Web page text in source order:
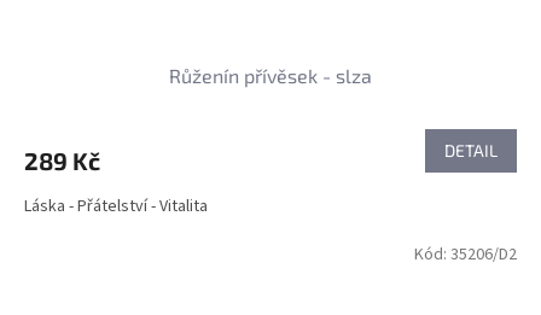
Růženín přívěsek - slza
289 Kč DETAIL
Láska - Přátelství - Vitalita
Kód: 35206/D2